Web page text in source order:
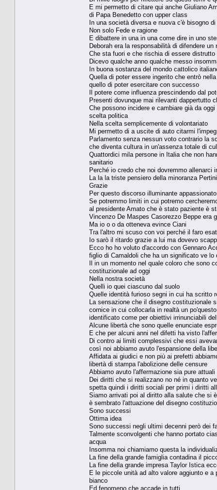
E mi permetto di citare qui anche Giuliano
di Papa Benedetto con upper class
In una società diversa e nuova c'è bisogno
Non solo Fede e ragione
E dibattere in una in una come dire in uno
Deborah era la responsabilità di difendere un
Che sta fuori e che rischia di essere
Dicevo qualche anno qualche messo
In buona sostanza del mondo cattolico
Quella di poter essere ingerito che entrò
quello di poter esercitare con successo
Il potere come influenza prescindendo dal
Presenti dovunque mai rilevanti dappertutto
Che possono incidere e cambiare già da
scelta politica
Nella scelta semplicemente di volontariato
Mi permetto di a uscite di auto citarmi
Parlamento senza nessun voto contrario la
che diventa cultura in un'assenza totale di
Quattordici mila persone in Italia che non
sanitario
Perché io credo che noi dovremmo allenarci
La la la triste pensiero della minoranza
Grazie
Per questo discorso illuminante appassionato
Se potremmo limiti in cui potremo
al presidente Amato che è stato paziente è
Vincenzo De Maspes Casorezzo Beppe era
Ma io o o da otteneva evince Ciani
Tra l'altro mi scuso con voi perché il faro
Io sarò il ritardo grazie a lui ma dovevo
Ecco ho ho voluto d'accordo con Gennaro
figlio di Camaldoli che ha un significato ve
Il in un momento nel quale coloro che sono
costituzionale ad oggi
Nella nostra società
Quelli io quei ciascuno dal suolo
Quelle identità furioso segni in cui ha scritto
La sensazione che il disegno costituzionale
cornice in cui collocarla in realtà un
identificato come per obiettivi irrinunciabili
Alcune libertà che sono quelle enunciate
E che per alcuni anni nel difetti ha visto
Di contro ai limiti complessivi che essi
così noi abbiamo avuto l'espansione della
Affidata ai giudici e non più ai prefetti
libertà di stampa l'abolizione delle censure
Abbiamo avuto l'affermazione sia pure
Dei diritti che si realizzano no né in quanto
spetta quindi i diritti sociali per primi i diritti
Siamo arrivati poi al diritto alla salute che si
è sembrato l'attuazione del disegno
Sono successi
Ottima idea
Sono successi negli ultimi decenni però dei
Talmente sconvolgenti che hanno portato
acqua
Insomma noi chiamiamo questa la
La fine della grande famiglia contadina il
La fine della grande impresa Taylor Istica
E le piccole unità ad alto valore aggiunto e
bianco
Ed fenomeno che accade in tutti